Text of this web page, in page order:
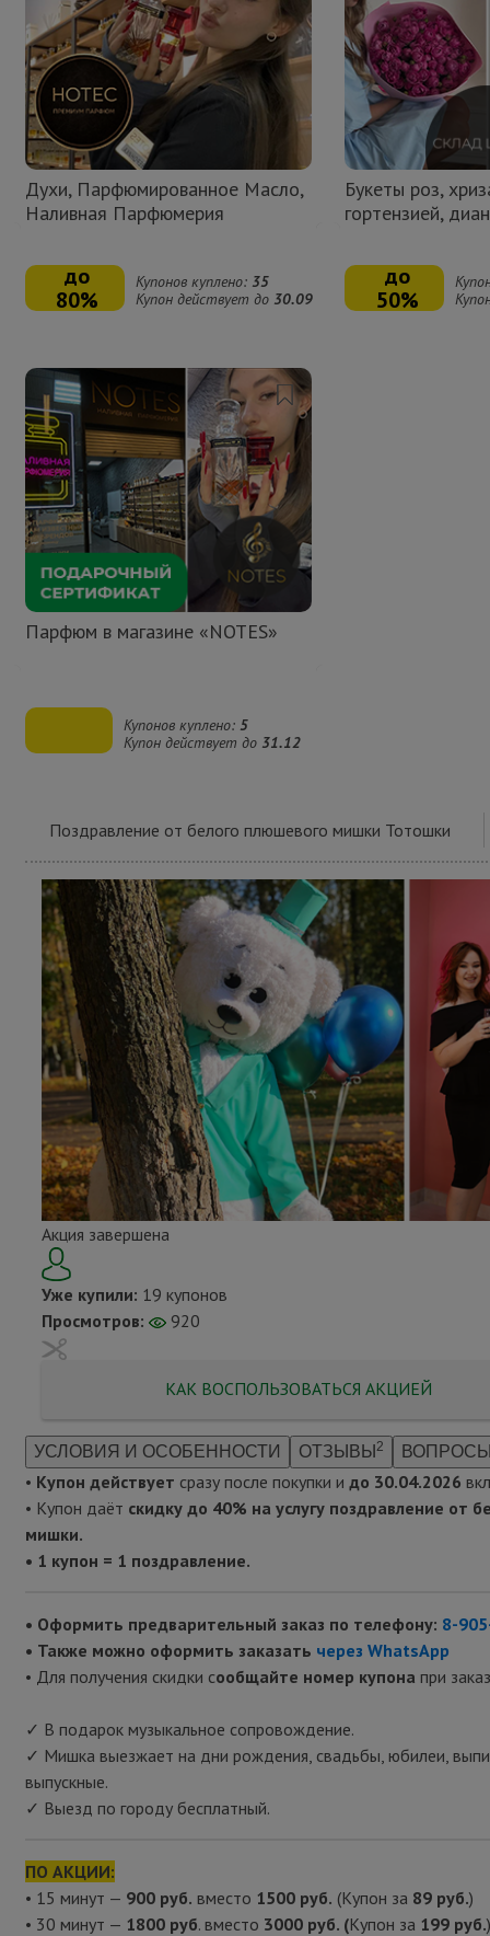
Духи, Парфюмированное Масло,
Наливная Парфюмерия
до
80%
Купонов куплено: 35
Купон действует до 30.09
Букеты роз,
гортензией,
до
50%
Парфюм в магазине «NOTES»
Купонов куплено: 5
Купон действует до 31.12
Поздравление от белого плюшевого мишки Тотошки
Акция завершена
Уже купили: 19 купонов
Просмотров:
920
КАК ВОСПОЛЬЗОВАТЬСЯ АКЦИЕЙ
УСЛОВИЯ И ОСОБЕННОСТИ ОТЗЫВЫ 2
• Купон действует сразу после покупки и до 30.04.2026
• Купон даёт скидку до 40% на услугу поздравление от
мишки.
• 1 купон = 1 поздравление.
• Оформить предварительный заказ по телефону: 8-
• Также можно оформить заказать через WhatsApp
• Для получения скидки сообщайте номер купона при
✓ В подарок музыкальное сопровождение.
✓ Мишка выезжает на дни рождения, свадьбы, юбилеи,
выпускные.
✓ Выезд по городу бесплатный.
ПО АКЦИИ:
• 15 минут — 900 руб. вместо 1500 руб. (Купон за 89 руб.)
• 30 минут — 1800 руб. вместо 3000 руб. (Купон за 199 руб.)